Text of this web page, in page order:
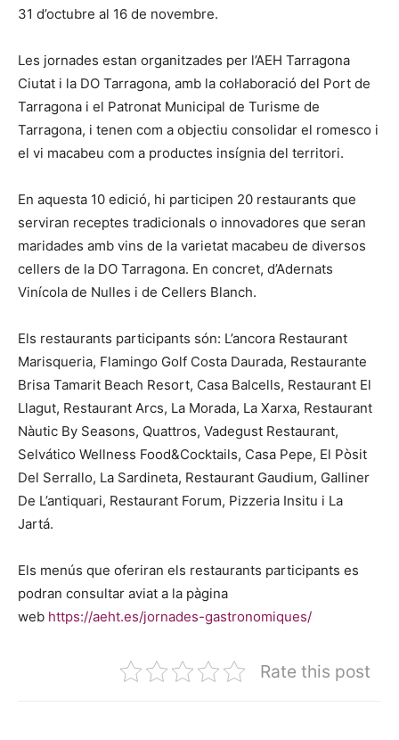
31 d’octubre al 16 de novembre.
Les jornades estan organitzades per l’AEH Tarragona
Ciutat i la DO Tarragona, amb la col·laboració del Port de
Tarragona i el Patronat Municipal de Turisme de
Tarragona, i tenen com a objectiu consolidar el romesco i
el vi macabeu com a productes insígnia del territori.
En aquesta 10 edició, hi participen 20 restaurants que
serviran receptes tradicionals o innovadores que seran
maridades amb vins de la varietat macabeu de diversos
cellers de la DO Tarragona. En concret, d’Adernats
Vinícola de Nulles i de Cellers Blanch.
Els restaurants participants són: L’ancora Restaurant
Marisqueria, Flamingo Golf Costa Daurada, Restaurante
Brisa Tamarit Beach Resort, Casa Balcells, Restaurant El
Llagut, Restaurant Arcs, La Morada, La Xarxa, Restaurant
Nàutic By Seasons, Quattros, Vadegust Restaurant,
Selvático Wellness Food&Cocktails, Casa Pepe, El Pòsit
Del Serrallo, La Sardineta, Restaurant Gaudium, Galliner
De L’antiquari, Restaurant Forum, Pizzeria Insitu i La
Jartá.
Els menús que oferiran els restaurants participants es
podran consultar aviat a la pàgina
web https://aeht.es/jornades-gastronomiques/
Rate this post